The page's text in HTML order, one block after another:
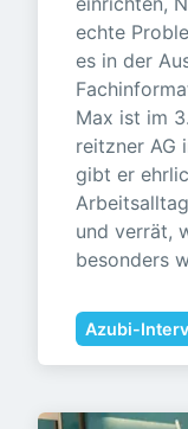
echte
es in der
Max ist im
reitzner AG
gibt er
und verrät,
besonders
Azubi-